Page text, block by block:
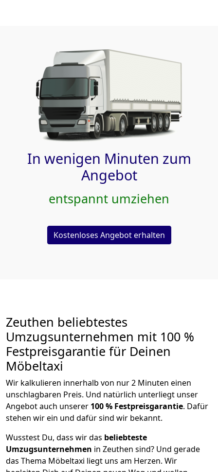
In wenigen Minuten zum
Angebot
entspannt umziehen
Kostenloses Angebot erhalten
Zeuthen beliebtestes
Umzugsunternehmen mit 100 %
Festpreisgarantie für Deinen
Möbeltaxi
Wir kalkulieren innerhalb von nur 2 Minuten einen
unschlagbaren Preis. Und natürlich unterliegt unser
Angebot auch unserer 100 % Festpreisgarantie. Dafür
stehen wir ein und dafür sind wir bekannt.
Wusstest Du, dass wir das beliebteste
Umzugsunternehmen in Zeuthen sind? Und gerade
das Thema Möbeltaxi liegt uns am Herzen. Wir